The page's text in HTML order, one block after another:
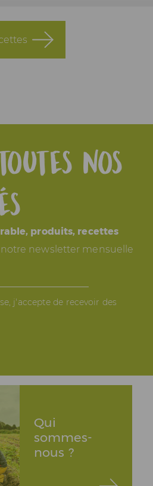
nos
produits, recettes
newsletter mensuelle
j'accepte de recevoir des
Qui
sommes-
nous ?